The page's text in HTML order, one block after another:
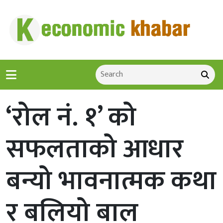
‘रोल नं. १’ को
सफलताको आधार
बन्यो भावनात्मक कथा
र बलियो बाल